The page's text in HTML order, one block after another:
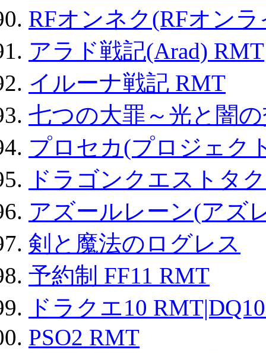
RFオンネク(RFオン
アラド戦記(Arad) RMT
イルーナ戦記 RMT
七つの大罪～光と闇
プロセカ(プロジェク
ドラゴンクエストタ
アズールレーン(アズ
剣と魔法のログレス
予約制 FF11 RMT
ドラクエ10
PSO2 RMT